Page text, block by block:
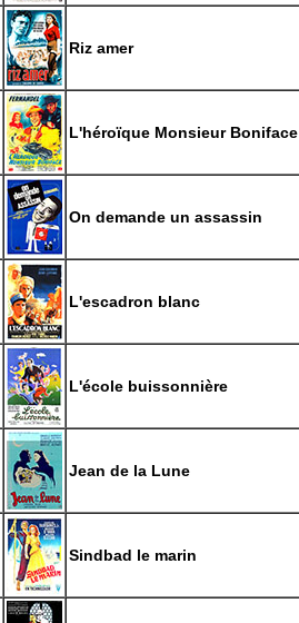
Riz amer
L'héroïque Monsieur Boniface
On demande un assassin
L'escadron blanc
L'école buissonnière
Jean de la Lune
Sindbad le marin